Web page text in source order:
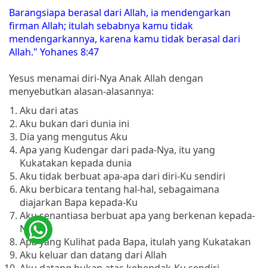
Barangsiapa berasal dari Allah, ia mendengarkan
firman Allah; itulah sebabnya kamu tidak
mendengarkannya, karena kamu tidak berasal dari
Allah." Yohanes 8:47
Yesus menamai diri-Nya Anak Allah dengan
menyebutkan alasan-alasannya:
Aku dari atas
Aku bukan dari dunia ini
Dia yang mengutus Aku
Apa yang Kudengar dari pada-Nya, itu yang
Kukatakan kepada dunia
Aku tidak berbuat apa-apa dari diri-Ku sendiri
Aku berbicara tentang hal-hal, sebagaimana
diajarkan Bapa kepada-Ku
Aku senantiasa berbuat apa yang berkenan kepada-
Nya
Apa yang Kulihat pada Bapa, itulah yang Kukatakan
Aku keluar dan datang dari Allah